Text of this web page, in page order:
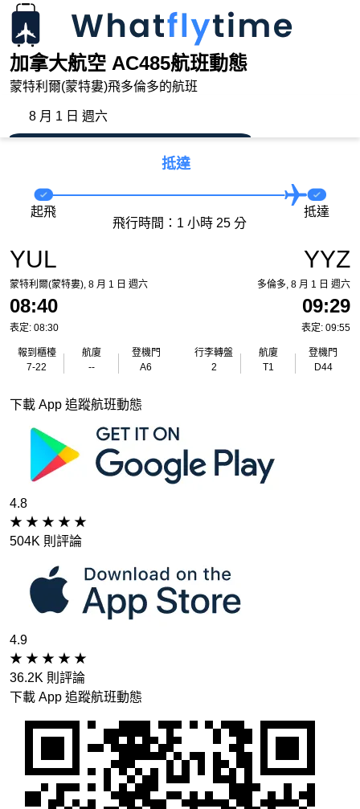
加拿大航空 AC485航班動態
蒙特利爾(蒙特婁)飛多倫多的航班
8 月 1 日 週六
抵達
YUL
蒙特利爾(蒙特婁), 8 月 1 日 週六
08:40
表定: 08:30
報到櫃檯
7-22
航廈
--
登機門
A6
起飛
飛行時間：1 小時 25 分
抵達
YYZ
多倫多, 8 月 1 日 週六
09:29
表定: 09:55
行李轉盤
2
航廈
T1
登機門
D44
下載 App 追蹤航班動態
4.8
★ ★ ★ ★ ★
504K 則評論
4.9
★ ★ ★ ★ ★
36.2K 則評論
下載 App 追蹤航班動態